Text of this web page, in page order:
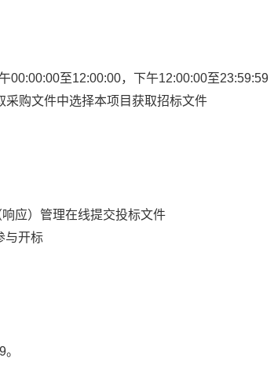
00:00:00至12:00:00，下午12:00:00至23:59:59
购文件中选择本项目获取招标文件
应）管理在线提交投标文件
与开标